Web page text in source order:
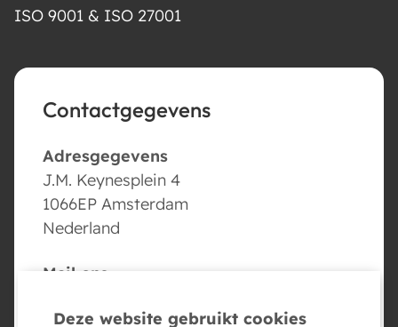
ISO 9001 & ISO 27001
Contactgegevens
Adresgegevens
J.M. Keynesplein 4
1066EP Amsterdam
Nederland
Mail ons
Deze website gebruikt cookies